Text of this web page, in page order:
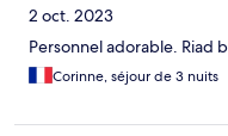
2 oct. 2023
Personnel adorable. Riad
Corinne, séjour de 3 nuits